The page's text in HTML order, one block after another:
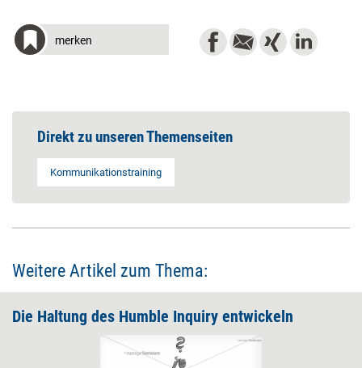
merken
Direkt zu unseren Themenseiten
Kommunikationstraining
Weitere Artikel zum Thema:
Die Haltung des Humble Inquiry entwickeln